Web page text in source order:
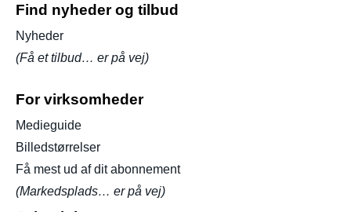
Find nyheder og tilbud
Nyheder
(Få et tilbud… er på vej)
For virksomheder
Medieguide
Billedstørrelser
Få mest ud af dit abonnement
(Markedsplads… er på vej)